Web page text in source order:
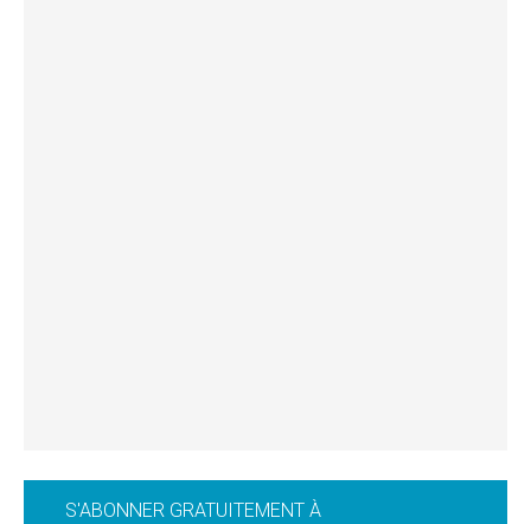
S'ABONNER GRATUITEMENT À